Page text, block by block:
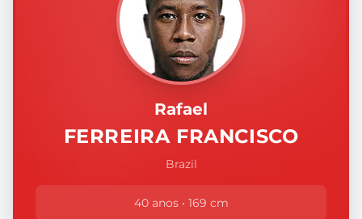
Rafael
FERREIRA FRANCISCO
Brazil
40 anos • 169 cm